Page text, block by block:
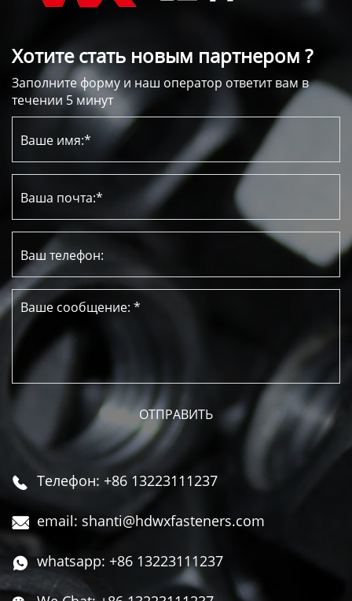
Хотите стать новым партнером ?
Заполните форму и наш оператор ответит вам в
течении 5 минут
 Телефон: +86 13223111237
 email: shanti@hdwxfasteners.com
 whatsapp: +86 13223111237